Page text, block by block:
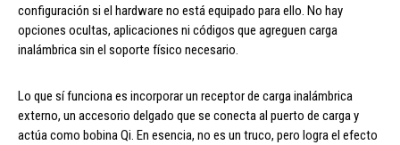
configuración si el hardware no está equipado para ello. No hay
opciones ocultas, aplicaciones ni códigos que agreguen carga
inalámbrica sin el soporte físico necesario.
Lo que sí funciona es incorporar un receptor de carga inalámbrica
externo, un accesorio delgado que se conecta al puerto de carga y
actúa como bobina Qi. En esencia, no es un truco, pero logra el efecto